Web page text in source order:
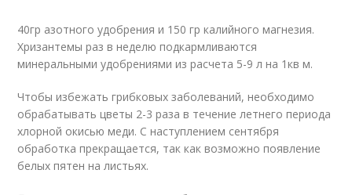
40гр азотного удобрения и 150 гр калийного магнезия.
Хризантемы раз в неделю подкармливаются
минеральными удобрениями из расчета 5-9 л на 1кв м.
Чтобы избежать грибковых заболеваний, необходимо
обрабатывать цветы 2-3 раза в течение летнего периода
хлорной окисью меди. С наступлением сентября
обработка прекращается, так как возможно появление
белых пятен на листьях.